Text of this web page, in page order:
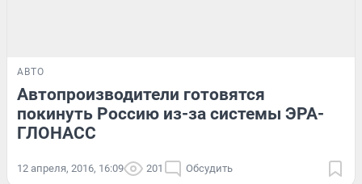
АВТО
Автопроизводители готовятся
покинуть Россию из-за системы ЭРА-
ГЛОНАСС
12 апреля, 2016, 16:09 201 Обсудить